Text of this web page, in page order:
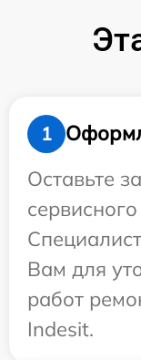
1
Оставьте
Вам для
работ
Indesit.